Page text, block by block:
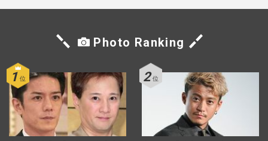
Photo Ranking